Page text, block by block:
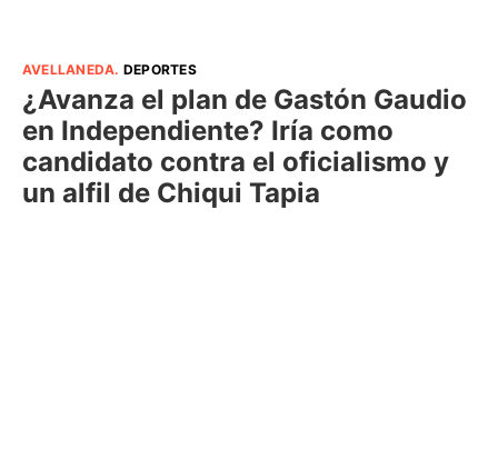
AVELLANEDA. DEPORTES
¿Avanza el plan de Gastón Gaudio
en Independiente? Iría como
candidato contra el oficialismo y
un alfil de Chiqui Tapia